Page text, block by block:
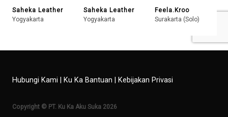
Saheka Leather
Yogyakarta
Saheka Leather
Yogyakarta
Feela.Kroo
Surakarta (Solo)
Hubungi Kami Ku Ka Bantuan Kebijakan Privasi
Copyright © PT. Ku Ka Aku Suka 2026